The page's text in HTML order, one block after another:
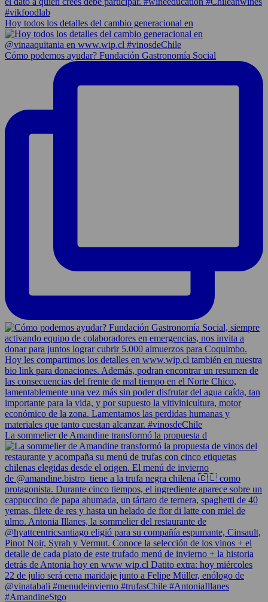
Hoy todos los detalles del cambio generacional en
Cómo podemos ayudar? Fundación Gastronomía Social
La sommelier de Amandine transformó la propuesta d